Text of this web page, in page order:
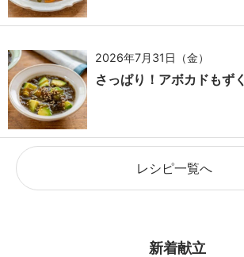
2026年7月31日（金）
さっぱり！アボカドもずく
レシピ一覧へ
新着献立